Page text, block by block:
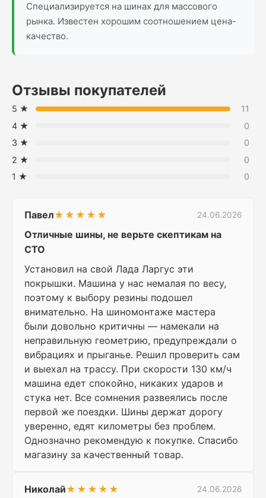
Специализируется на шинах для массового
рынка. Известен хорошим соотношением цена-
качество.
Отзывы покупателей
5 ★
11
4 ★
0
3 ★
0
2 ★
0
1 ★
0
Павел★★★★★ 24.06.2026
Отличные шины, не верьте скептикам на
СТО
Установил на свой Лада Ларгус эти
покрышки. Машина у нас немалая по весу,
поэтому к выбору резины подошел
внимательно. На шиномонтаже мастера
были довольно критичны — намекали на
неправильную геометрию, предупреждали о
вибрациях и прыганье. Решил проверить сам
и выехал на трассу. При скорости 130 км/ч
машина едет спокойно, никаких ударов и
стука нет. Все сомнения развеялись после
первой же поездки. Шины держат дорогу
уверенно, едят километры без проблем.
Однозначно рекомендую к покупке. Спасибо
магазину за качественный товар.
Николай★★★★★ 24.06.2026